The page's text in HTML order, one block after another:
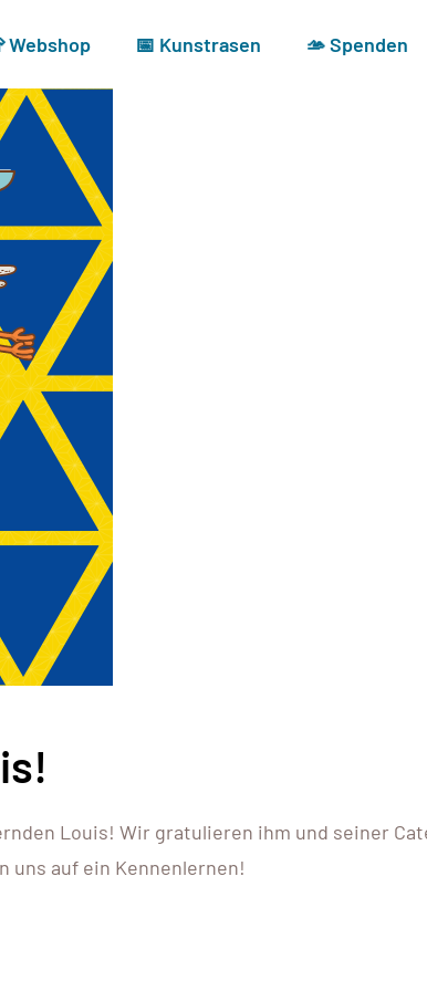
Webshop 📅 Kunstrasen 🫴 Spenden
Louis! Wir gratulieren ihm und seiner
uns auf ein Kennenlernen!